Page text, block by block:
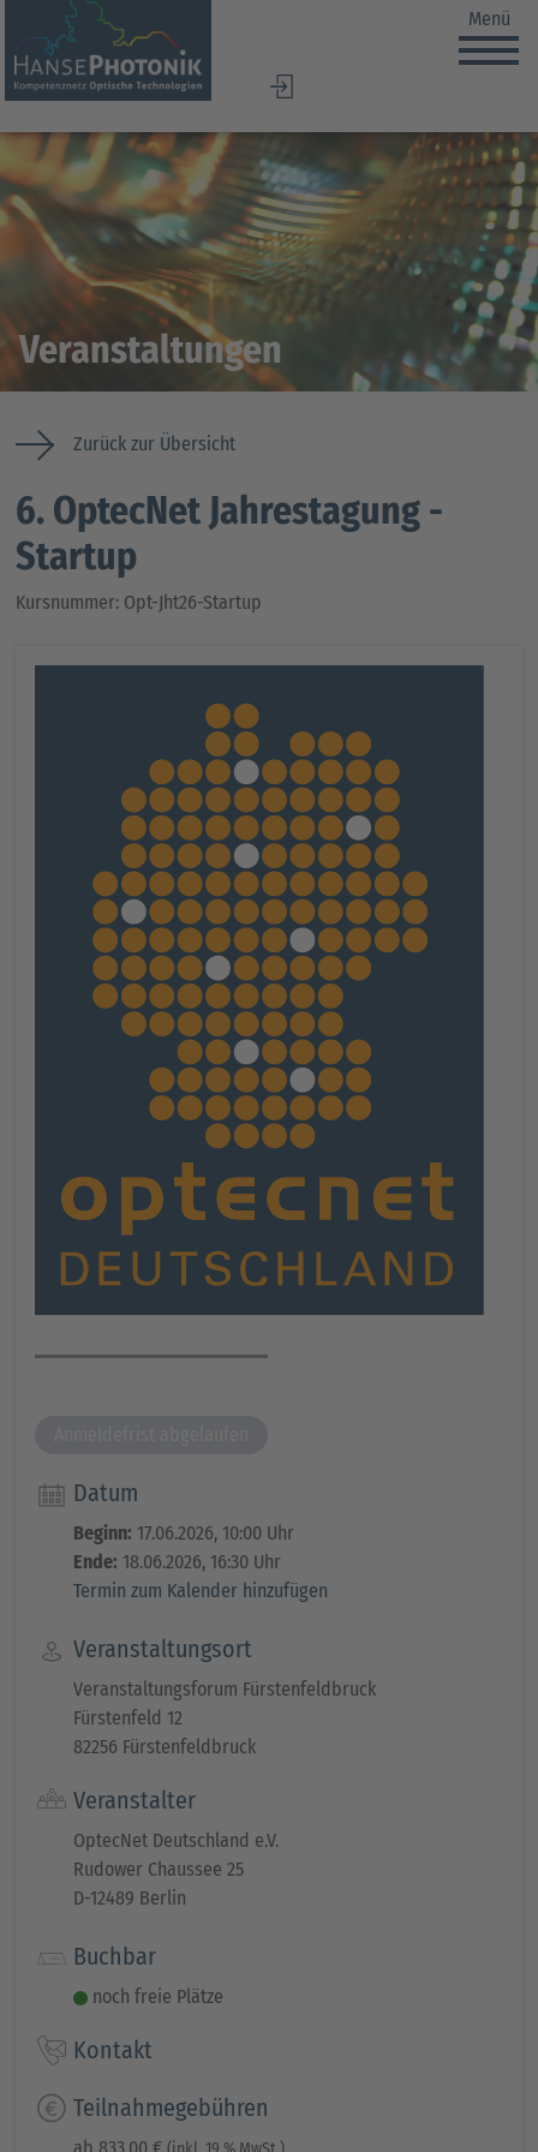
DE
EN
Menü
Veranstaltungen
Zurück zur Übersicht
6. OptecNet Jahrestagung -
Startup
Kursnummer: Opt-Jht26-Startup
Datum
Beginn: 17.06.2026, 10:00 Uhr
Ende: 18.06.2026, 16:30 Uhr
Termin zum Kalender hinzufügen
Veranstaltungsort
Veranstaltungsforum Fürstenfeldbruck
Fürstenfeld 12
82256 Fürstenfeldbruck
Veranstalter
OptecNet Deutschland e.V.
Rudower Chaussee 25
D-12489 Berlin
Buchbar
noch freie Plätze
Kontakt
Teilnahmegebühren